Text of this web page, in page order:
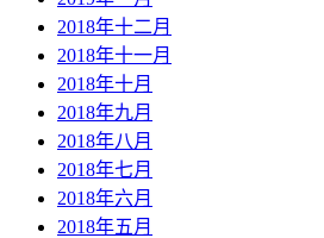
2018年十二月
2018年十一月
2018年十月
2018年九月
2018年八月
2018年七月
2018年六月
2018年五月